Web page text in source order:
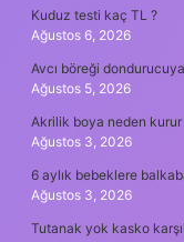
Kuduz testi kaç TL ?
Ağustos 6, 2026
Avcı böreği
Ağustos 5, 2026
Akrilik boya neden kurur
Ağustos 3, 2026
6 aylık bebeklere
Ağustos 3, 2026
Tutanak yok kasko